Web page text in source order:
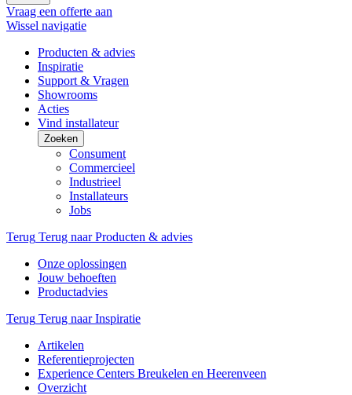
Vraag een offerte aan
Wissel navigatie
Producten & advies
Inspiratie
Support & Vragen
Showrooms
Acties
Vind installateur
Zoeken
Consument
Commercieel
Industrieel
Installateurs
Jobs
Terug Terug naar Producten & advies
Onze oplossingen
Jouw behoeften
Productadvies
Terug Terug naar Inspiratie
Artikelen
Referentieprojecten
Experience Centers Breukelen en Heerenveen
Overzicht